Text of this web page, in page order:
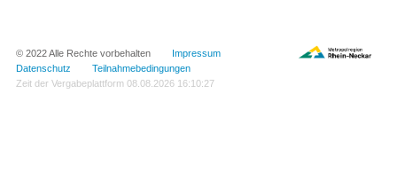
© 2022 Alle Rechte vorbehalten Impressum
Datenschutz
Teilnahmebedingungen
Zeit der Vergabeplattform 08.08.2026 16:10:27